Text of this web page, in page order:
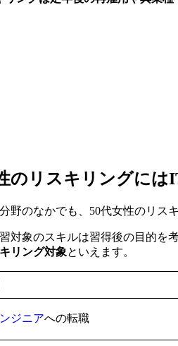
のリスキリングに
野のなかでも、50代女性のリス
対象のスキルは習得後の目的を
リング対象といえます。
ジニアへの転職